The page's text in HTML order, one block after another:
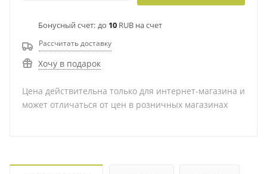
Бонусный счет: до 10 RUB на счет
Рассчитать доставку
Хочу в подарок
Цена действительна только для интернет-магазина и
может отличаться от цен в розничных магазинах